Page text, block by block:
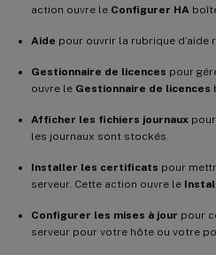
action ouvre le Configurer HA
Aide pour ouvrir la rubrique d’aide
Gestionnaire de licences pour
ouvre le Gestionnaire de licences
Afficher les fichiers journaux
les journaux sont stockés.
Installer les certificats pour
serveur. Cette action ouvre le
Configurer les mises à jour pour
serveur pour votre hôte ou votre